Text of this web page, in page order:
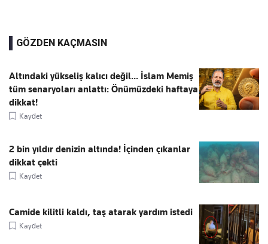
GÖZDEN KAÇMASIN
Altındaki yükseliş kalıcı değil... İslam Memiş
tüm senaryoları anlattı: Önümüzdeki haftaya
dikkat!
Kaydet
2 bin yıldır denizin altında! İçinden çıkanlar
dikkat çekti
Kaydet
Camide kilitli kaldı, taş atarak yardım istedi
Kaydet